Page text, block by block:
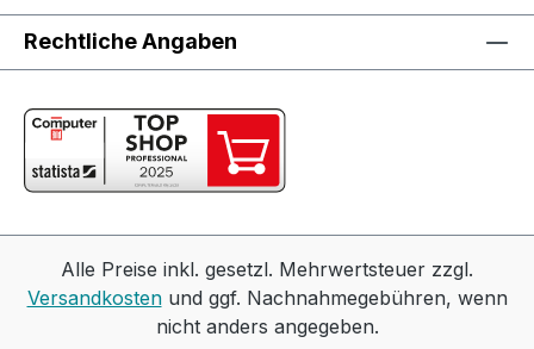
Rechtliche Angaben
Alle Preise inkl. gesetzl. Mehrwertsteuer zzgl.
Versandkostenund ggf. Nachnahmegebühren, wenn
nicht anders angegeben.